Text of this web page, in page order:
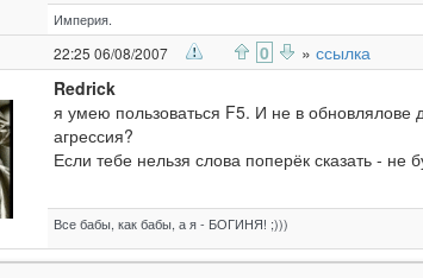
Империя.
22:25 06/08/2007 0 » ссылка
Redrick
я умею пользоваться F5. И не в обновлялове
агрессия?
Если тебе нельзя слова поперёк сказать -
Все бабы, как бабы, а я - БОГИНЯ! ;)))